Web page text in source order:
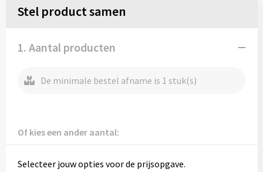
Stel product samen
1. Aantal producten
De minimale bestel afname is 1 stuk(s)
Of kies een ander aantal:
Selecteer jouw opties voor de prijsopgave.